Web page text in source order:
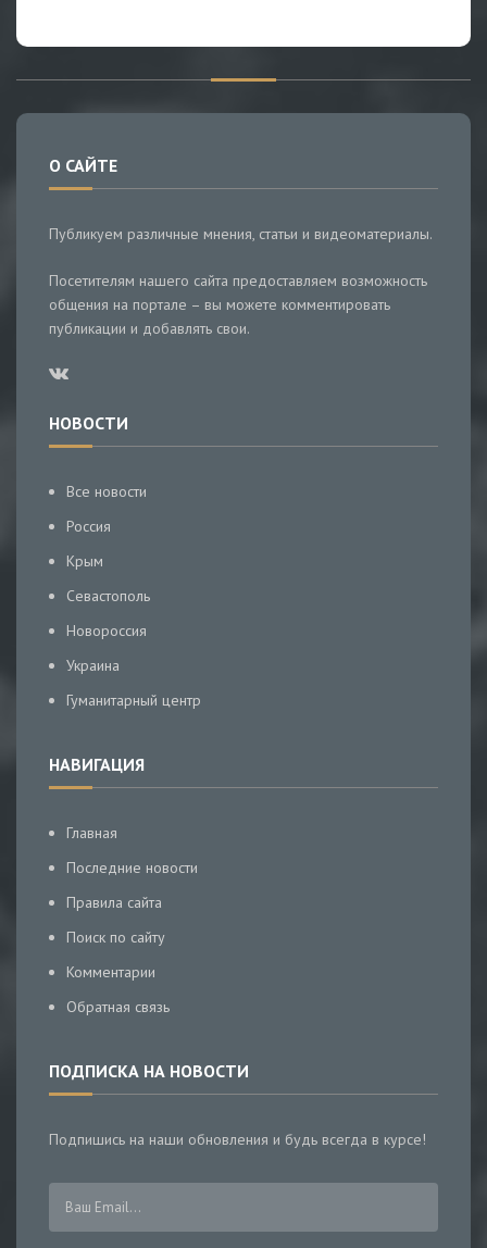
О САЙТЕ
Публикуем различные мнения, статьи и видеоматериалы.
Посетителям нашего сайта предоставляем возможность
общения на портале – вы можете комментировать
публикации и добавлять свои.
НОВОСТИ
Все новости
Россия
Крым
Севастополь
Новороссия
Украина
Гуманитарный центр
НАВИГАЦИЯ
Главная
Последние новости
Правила сайта
Поиск по сайту
Комментарии
Обратная связь
ПОДПИСКА НА НОВОСТИ
Подпишись на наши обновления и будь всегда в курсе!